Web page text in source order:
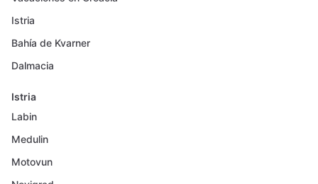
Istria
Bahía de Kvarner
Dalmacia
Istria
Labin
Medulin
Motovun